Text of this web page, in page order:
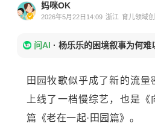
妈咪OK
2026年5月22日14:09 浙江 育儿领域
问AI · 杨乐乐的困境叙事为何难
田园牧歌似乎成了新的流量
上线了一档慢综艺，也是
篇《老在一起·田园篇》。